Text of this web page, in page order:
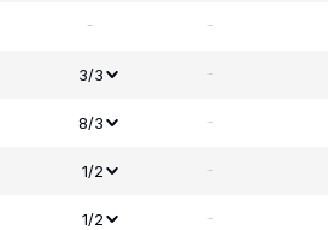
- -
3/3 -
8/3 -
1/2 -
1/2 -